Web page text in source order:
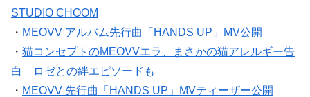
STUDIO CHOOM
・ MEOVV アルバム先行曲「HANDS UP」MV公開
・ 猫コンセプトのMEOVVエラ、まさかの猫アレルギー告
白 ロゼとの絆エピソードも
・ MEOVV 先行曲「HANDS UP」MVティーザー公開